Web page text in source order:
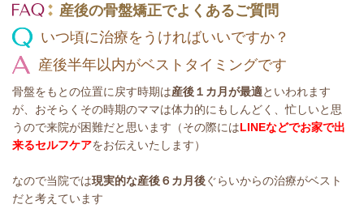
産後の骨盤矯正でよくあるご質問
いつ頃に治療をうければいいですか？
産後半年以内がベストタイミングです
骨盤をもとの位置に戻す時期は産後１カ月が最適といわれます
が、おそらくその時期のママは体力的にもしんどく、忙しいと思
うので来院が困難だと思います（その際にはLINEなどでお家で出
来るセルフケアをお伝えいたします）
なので当院では現実的な産後６カ月後ぐらいからの治療がベスト
だと考えています